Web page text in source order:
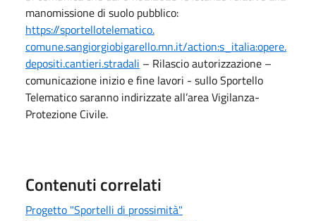
manomissione di suolo pubblico:
https://sportellotelematico.
comune.sangiorgiobigarello.mn.it/action:s_italia:opere.
depositi.cantieri.stradali – Rilascio autorizzazione –
comunicazione inizio e fine lavori - sullo Sportello
Telematico saranno indirizzate all’area Vigilanza-
Protezione Civile.
Contenuti correlati
Progetto "Sportelli di prossimità"